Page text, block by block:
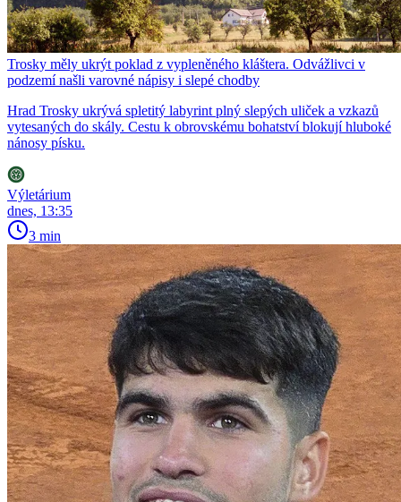
Trosky měly ukrýt poklad z vypleněného kláštera. Odvážlivci v
podzemí našli varovné nápisy i slepé chodby
Hrad Trosky ukrývá spletitý labyrint plný slepých uliček a vzkazů
vytesaných do skály. Cestu k obrovskému bohatství blokují hluboké
nánosy písku.
Výletárium
dnes, 13:35
3 min